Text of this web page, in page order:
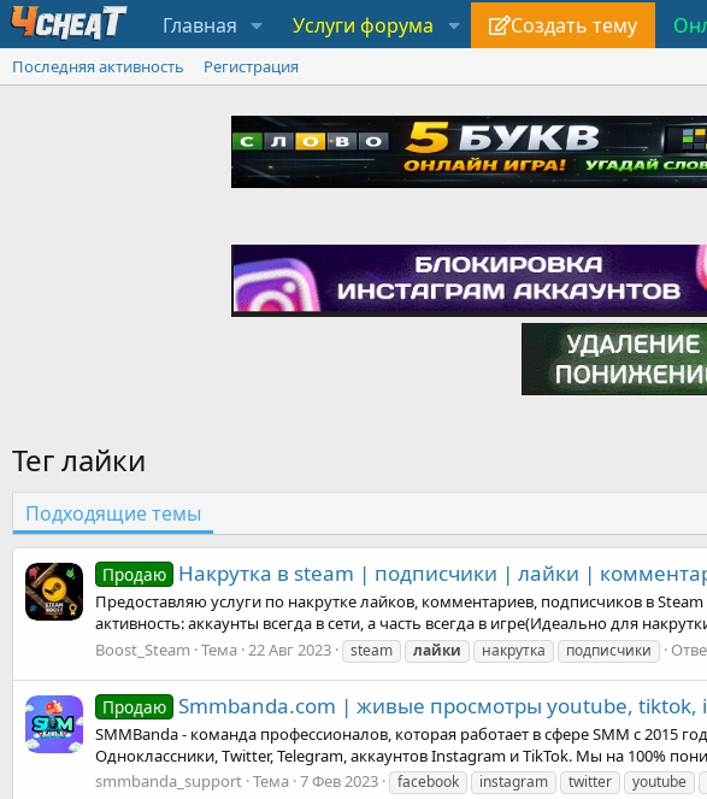
Главная Услуги форума Создать тему
Последняя активность Регистрация
Тег лайки
Подходящие темы
Продаю Накрутка в steam | подписчики | лайки |
Предоставляю услуги по накрутке лайков, комментариев, подписчиков в
активность: аккаунты всегда в сети, а часть всегда в игре(Идеально для
Boost_Steam Тема 22 Авг 2023 steam лайки накрутка подписчики
Продаю Smmbanda.com | живые просмотры youtube,
SMMBanda - команда профессионалов, которая работает в сфере SMM с
Одноклассники, Twitter, Telegram, аккаунтов Instagram и TikTok. Мы на 100%
smmbanda_support Тема 7 Фев 2023 facebook instagram twitter youtube